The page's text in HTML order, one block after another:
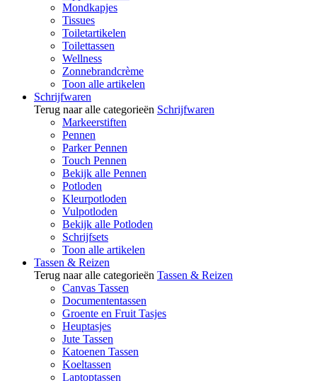
Mondkapjes
Tissues
Toiletartikelen
Toilettassen
Wellness
Zonnebrandcrème
Toon alle artikelen
Schrijfwaren
Terug naar alle categorieën Schrijfwaren
Markeerstiften
Pennen
Parker Pennen
Touch Pennen
Bekijk alle Pennen
Potloden
Kleurpotloden
Vulpotloden
Bekijk alle Potloden
Schrijfsets
Toon alle artikelen
Tassen & Reizen
Terug naar alle categorieën Tassen & Reizen
Canvas Tassen
Documententassen
Groente en Fruit Tasjes
Heuptasjes
Jute Tassen
Katoenen Tassen
Koeltassen
Laptoptassen